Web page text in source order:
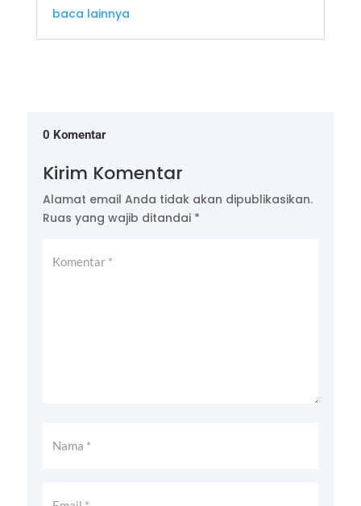
baca lainnya
0 Komentar
Kirim Komentar
Alamat email Anda tidak akan dipublikasikan.
Ruas yang wajib ditandai *